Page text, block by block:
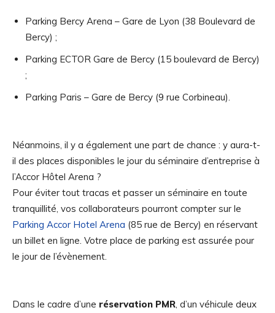
Parking Bercy Arena – Gare de Lyon (38 Boulevard de
Bercy) ;
Parking ECTOR Gare de Bercy (15 boulevard de Bercy)
;
Parking Paris – Gare de Bercy (9 rue Corbineau).
Néanmoins, il y a également une part de chance : y aura-t-
il des places disponibles le jour du séminaire d’entreprise à
l’Accor Hôtel Arena ?
Pour éviter tout tracas et passer un séminaire en toute
tranquillité, vos collaborateurs pourront compter sur le
Parking Accor Hotel Arena (85 rue de Bercy) en réservant
un billet en ligne. Votre place de parking est assurée pour
le jour de l’évènement.
Dans le cadre d’une réservation PMR, d’un véhicule deux